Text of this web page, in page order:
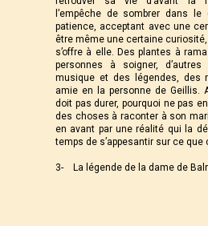
l’empêche de sombrer dans le
patience, acceptant avec une
être même une certaine
s’offre à elle. Des plantes à
personnes à soigner,
musique et des légendes, des
amie en la personne de Geillis.
doit pas durer, pourquoi ne pas
des choses à raconter à son
en avant par une réalité qui la
temps de s’appesantir sur ce que
3- La légende de la dame de